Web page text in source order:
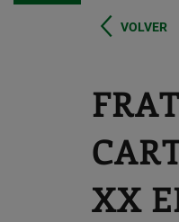
VOLVER
XX